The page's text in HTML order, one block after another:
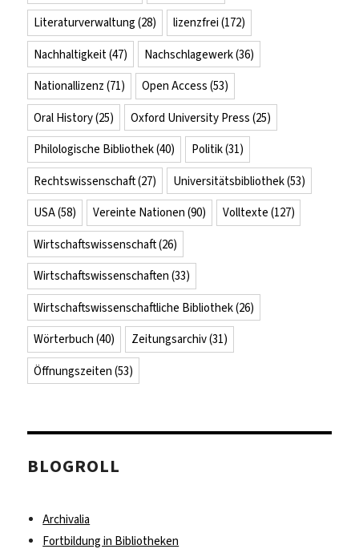
Literaturverwaltung (28) lizenzfrei (172)
Nachhaltigkeit(47) Nachschlagewerk(36)
Nationallizenz (71) Open Access (53)
Oral History(25) Oxford University Press (25)
Philologische Bibliothek(40) Politik(31)
Rechtswissenschaft(27) Universitätsbibliothek(53)
USA(58) Vereinte Nationen (90) Volltexte (127)
Wirtschaftswissenschaft(26)
Wirtschaftswissenschaften (33)
Wirtschaftswissenschaftliche Bibliothek(26)
Wörterbuch (40) Zeitungsarchiv(31)
Öffnungszeiten (53)
BLOGROLL
Archivalia
Fortbildung in Bibliotheken